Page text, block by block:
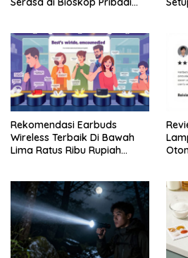
Rekomendasi Earbuds
Wireless Terbaik Di Bawah
Lima Ratus Ribu Rupiah